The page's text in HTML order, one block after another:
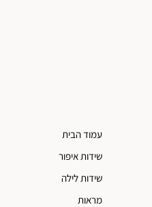
עמוד הבית
שידות איפור
שידות לילה
מראות